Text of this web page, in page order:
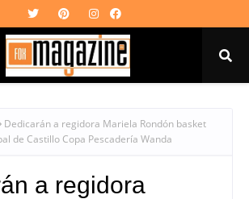
Dedicarán a regidora Mariela Rondón basket
de Castillo Copa Pescadería Wanda
a regidora